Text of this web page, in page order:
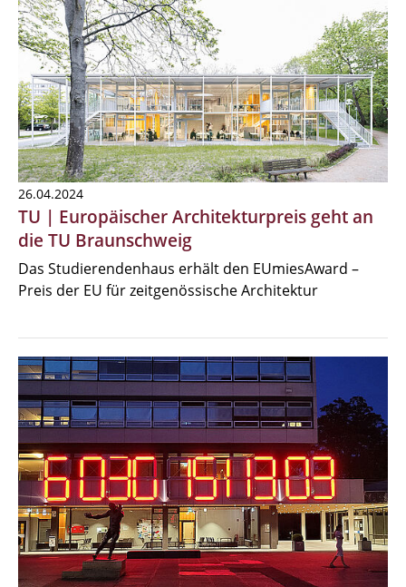
26.04.2024
TU | Europäischer Architekturpreis geht an
die TU Braunschweig
Das Studierendenhaus erhält den EUmiesAward –
Preis der EU für zeitgenössische Architektur